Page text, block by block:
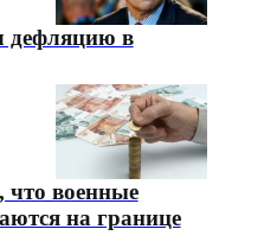
дефляцию в
что военные
на границе